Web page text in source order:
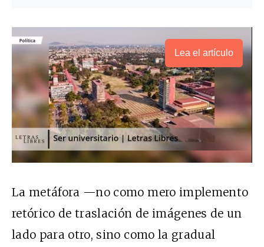
Lea el artículo
La metáfora —no como mero implemento
retórico de traslación de imágenes de un
lado para otro, sino como la gradual